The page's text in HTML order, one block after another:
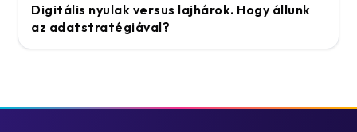
Digitális nyulak versus lajhárok. Hogy állunk
az adatstratégiával?